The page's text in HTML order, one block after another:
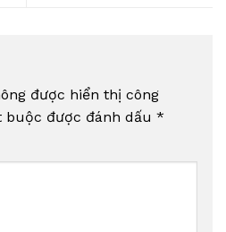
được hiển thị công
buộc được đánh dấu *